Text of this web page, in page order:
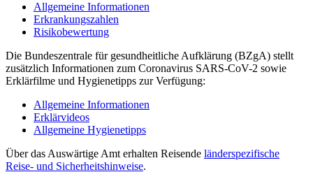
Allgemeine Informationen
Erkrankungszahlen
Risikobewertung
Die Bundeszentrale für gesundheitliche Aufklärung (BZgA) stellt
zusätzlich Informationen zum Coronavirus SARS-CoV-2 sowie
Erklärfilme und Hygienetipps zur Verfügung:
Allgemeine Informationen
Erklärvideos
Allgemeine Hygienetipps
Über das Auswärtige Amt erhalten Reisende länderspezifische
Reise- und Sicherheitshinweise.